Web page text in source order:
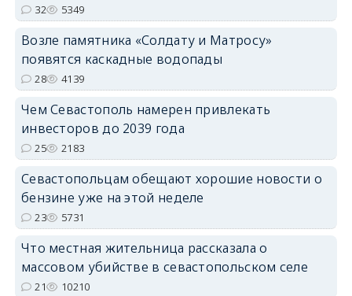
32 5349
Возле памятника «Солдату и Матросу»
появятся каскадные водопады
28 4139
Чем Севастополь намерен привлекать
инвесторов до 2039 года
25 2183
Севастопольцам обещают хорошие новости о
бензине уже на этой неделе
23 5731
Что местная жительница рассказала о
массовом убийстве в севастопольском селе
21 10210